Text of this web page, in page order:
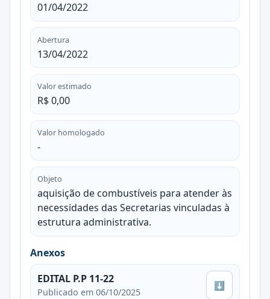
01/04/2022
Abertura
13/04/2022
Valor estimado
R$ 0,00
Valor homologado
-
Objeto
aquisição de combustíveis para atender às
necessidades das Secretarias vinculadas à
estrutura administrativa.
Anexos
EDITAL P.P 11-22
Publicado em 06/10/2025
⬇